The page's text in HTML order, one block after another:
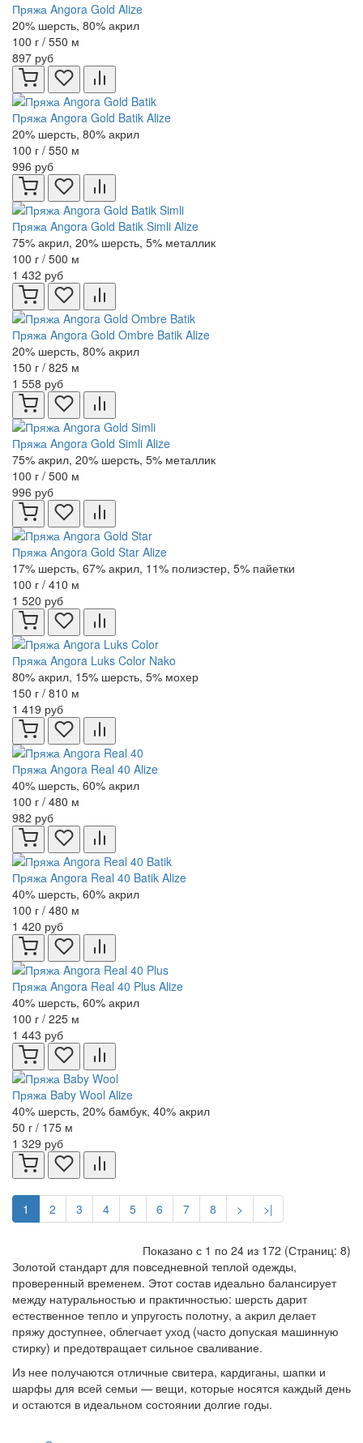
Пряжа Angora Gold Alize
20% шерсть, 80% акрил
100 г / 550 м
897 руб
Пряжа Angora Gold Batik Alize
20% шерсть, 80% акрил
100 г / 550 м
996 руб
Пряжа Angora Gold Batik Simli Alize
75% акрил, 20% шерсть, 5% металлик
100 г / 500 м
1 432 руб
Пряжа Angora Gold Ombre Batik Alize
20% шерсть, 80% акрил
150 г / 825 м
1 558 руб
Пряжа Angora Gold Simli Alize
75% акрил, 20% шерсть, 5% металлик
100 г / 500 м
996 руб
Пряжа Angora Gold Star Alize
17% шерсть, 67% акрил, 11% полиэстер, 5% пайетки
100 г / 410 м
1 520 руб
Пряжа Angora Luks Color Nako
80% акрил, 15% шерсть, 5% мохер
150 г / 810 м
1 419 руб
Пряжа Angora Real 40 Alize
40% шерсть, 60% акрил
100 г / 480 м
982 руб
Пряжа Angora Real 40 Batik Alize
40% шерсть, 60% акрил
100 г / 480 м
1 420 руб
Пряжа Angora Real 40 Plus Alize
40% шерсть, 60% акрил
100 г / 225 м
1 443 руб
Пряжа Baby Wool Alize
40% шерсть, 20% бамбук, 40% акрил
50 г / 175 м
1 329 руб
1 2 3 4 5 6 7 8 > >|
Показано с 1 по 24 из 172 (Страниц: 8)
Золотой стандарт для повседневной теплой одежды,
проверенный временем. Этот состав идеально балансирует
между натуральностью и практичностью: шерсть дарит
естественное тепло и упругость полотну, а акрил делает
пряжу доступнее, облегчает уход (часто допуская машинную
стирку) и предотвращает сильное сваливание.
Из нее получаются отличные свитера, кардиганы, шапки и
шарфы для всей семьи — вещи, которые носятся каждый день
и остаются в идеальном состоянии долгие годы.